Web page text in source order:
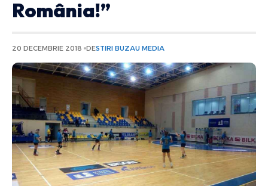
România!”
20 DECEMBRIE 2018 DESTIRI BUZAU MEDIA